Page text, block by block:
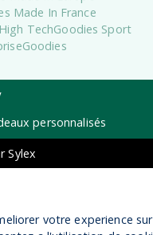
Made In France
TechGoodies Sport
Goodies
personnalisés
Sylex
votre experience sur